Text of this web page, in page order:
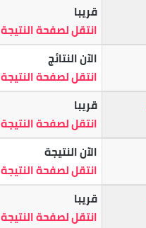
قريبا
انتقل لصفحة النتيجة
الآن النتائج
انتقل لصفحة النتيجة
قريبا
انتقل لصفحة النتيجة
الآن النتيجة
انتقل لصفحة النتيجة
قريبا
انتقل لصفحة النتيجة